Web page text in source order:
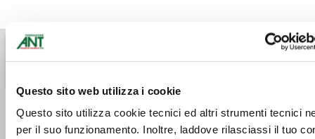
Questo sito web utilizza i cookie
Questo sito utilizza cookie tecnici ed altri strumenti tecnici
per il suo funzionamento. Inoltre, laddove rilasciassi il tuo